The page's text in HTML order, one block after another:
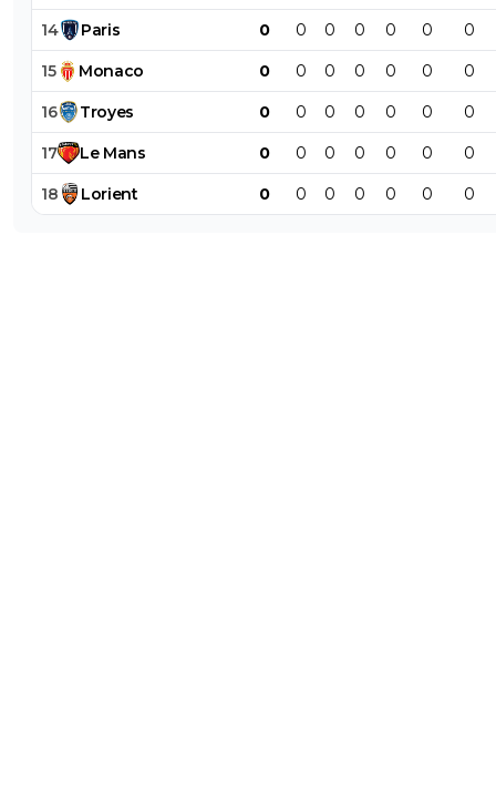
14 Paris 0 0 0 0 0 0 0
15 Monaco 0 0 0 0 0 0 0
16 Troyes 0 0 0 0 0 0 0
17 Le Mans 0 0 0 0 0 0 0
18 Lorient 0 0 0 0 0 0 0